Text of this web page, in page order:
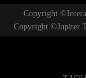
Copyright
Copyright ©Jupiter